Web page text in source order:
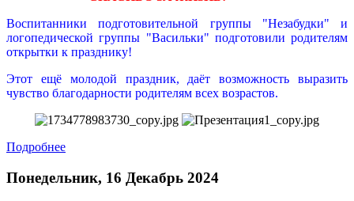
Воспитанники подготовительной группы "Незабудки" и
логопедической группы "Васильки" подготовили родителям
открытки к празднику!
Этот ещё молодой праздник, даёт возможность выразить
чувство благодарности родителям всех возрастов.
Подробнее
Понедельник, 16 Декабрь 2024